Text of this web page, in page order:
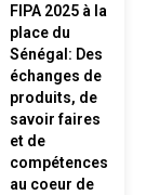
FIPA 2025 à la
place du
Sénégal: Des
échanges de
produits, de
savoir faires
et de
compétences
au coeur de